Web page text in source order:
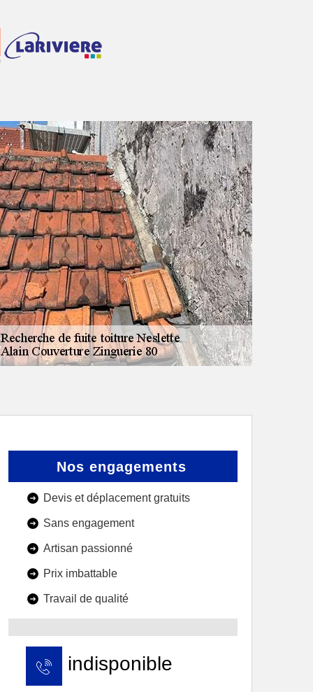
Nos engagements
Devis et déplacement gratuits
Sans engagement
Artisan passionné
Prix imbattable
Travail de qualité
indisponible